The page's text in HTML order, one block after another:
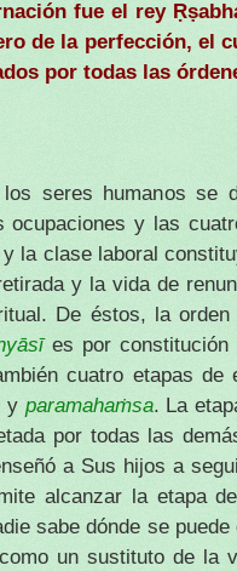
fue el rey
de la perfección, el
por todas las
seres humanos se
ocupaciones y las
la clase laboral
y la vida de
De éstos, la
es por constitución
cuatro etapas de
y paramahaṁsa. La
por todas las
a Sus hijos a
alcanzar la etapa
sabe dónde se
un sustituto de la